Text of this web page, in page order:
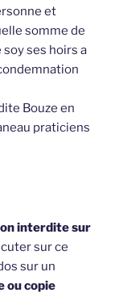
et
somme de
ses hoirs a
Bouze en
praticiens
interdite sur
sur ce
sur un
ou copie